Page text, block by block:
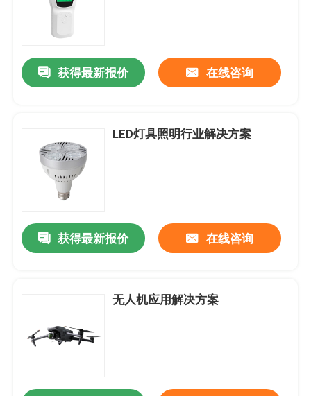
获得最新报价 在线咨询
LED灯具照明行业解决方案
获得最新报价 在线咨询
无人机应用解决方案